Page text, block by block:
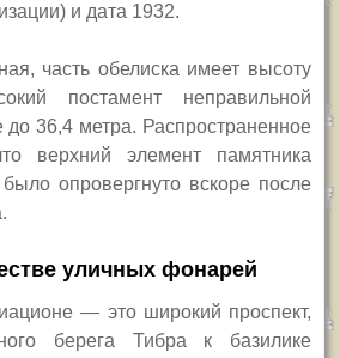
и дата 1932.
часть обелиска имеет высоту
постамент неправильной
36,4 метра. Распространенное
верхний элемент памятника
опровергнуто вскоре после
уличных фонарей
— это широкий проспект,
берега Тибра к базилике